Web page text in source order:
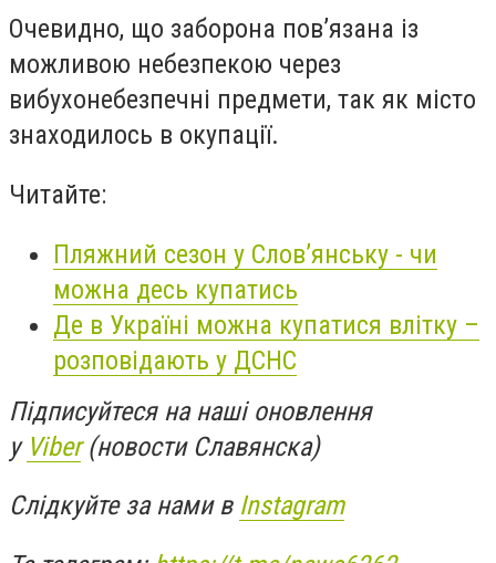
Очевидно, що заборона пов’язана із
можливою небезпекою через
вибухонебезпечні предмети, так як місто
знаходилось в окупації.
Читайте:
Пляжний сезон у Слов’янську - чи
можна десь купатись
Де в Україні можна купатися влітку –
розповідають у ДСНС
Підписуйтеся на наші оновлення
у Viber(новости Славянска)
Слідкуйте за нами в Instagram